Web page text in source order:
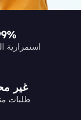
استمرارية
غير
طلبات